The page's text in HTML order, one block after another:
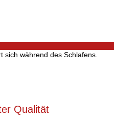
gesunden Schlaf. Körper
und sie können fit in den
Kreislauf reagiert durch das
wechselnden Luftdruck und
sich während des Schlafens.
Qualität